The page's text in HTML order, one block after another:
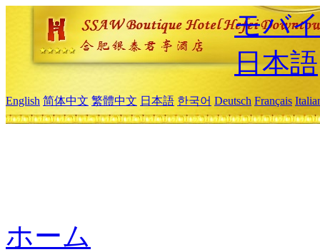
モバ
日本語
English 简体中文 繁體中文 日本語 한국어 Deutsch Français
ホーム